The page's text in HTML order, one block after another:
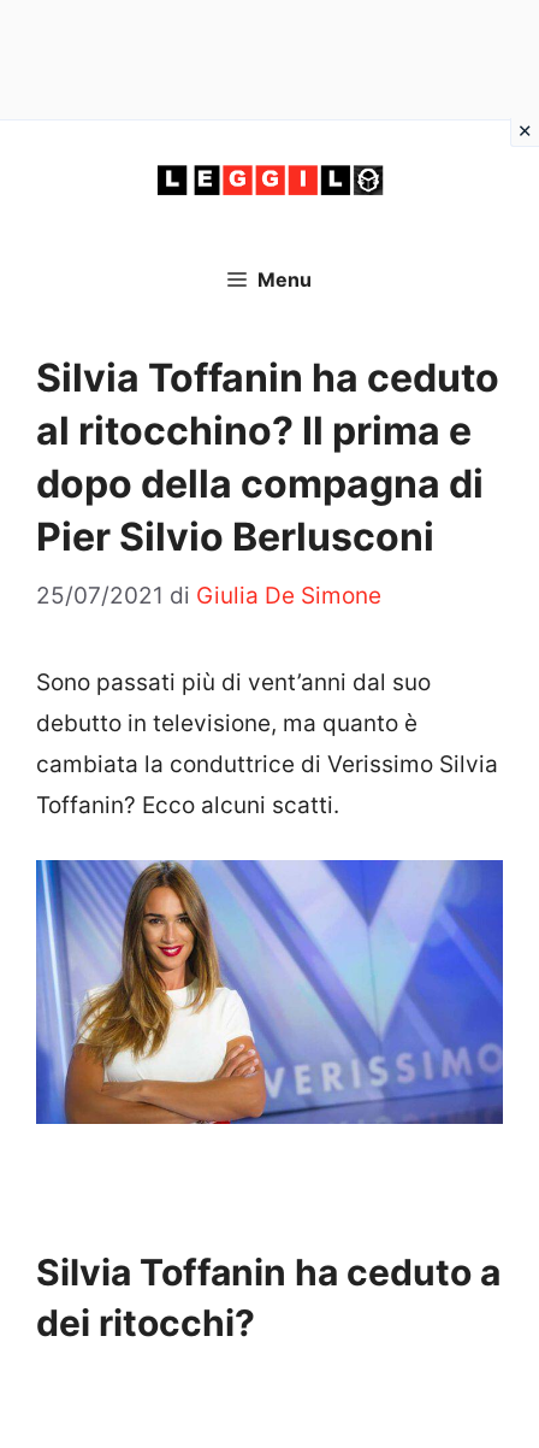
Menu
Silvia Toffanin ha ceduto
al ritocchino? Il prima e
dopo della compagna di
Pier Silvio Berlusconi
25/07/2021 di Giulia De Simone
Sono passati più di vent’anni dal suo
debutto in televisione, ma quanto è
cambiata la conduttrice di Verissimo Silvia
Toffanin? Ecco alcuni scatti.
Silvia Toffanin ha ceduto a
dei ritocchi?